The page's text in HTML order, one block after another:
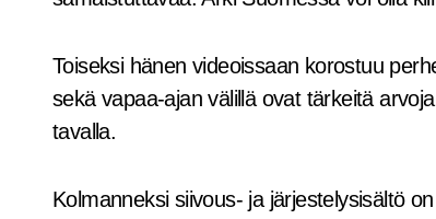
Toiseksi hänen videoissaan korostuu
sekä vapaa-ajan välillä ovat tärkeitä
tavalla.
Kolmanneksi siivous- ja järjestelysisältö